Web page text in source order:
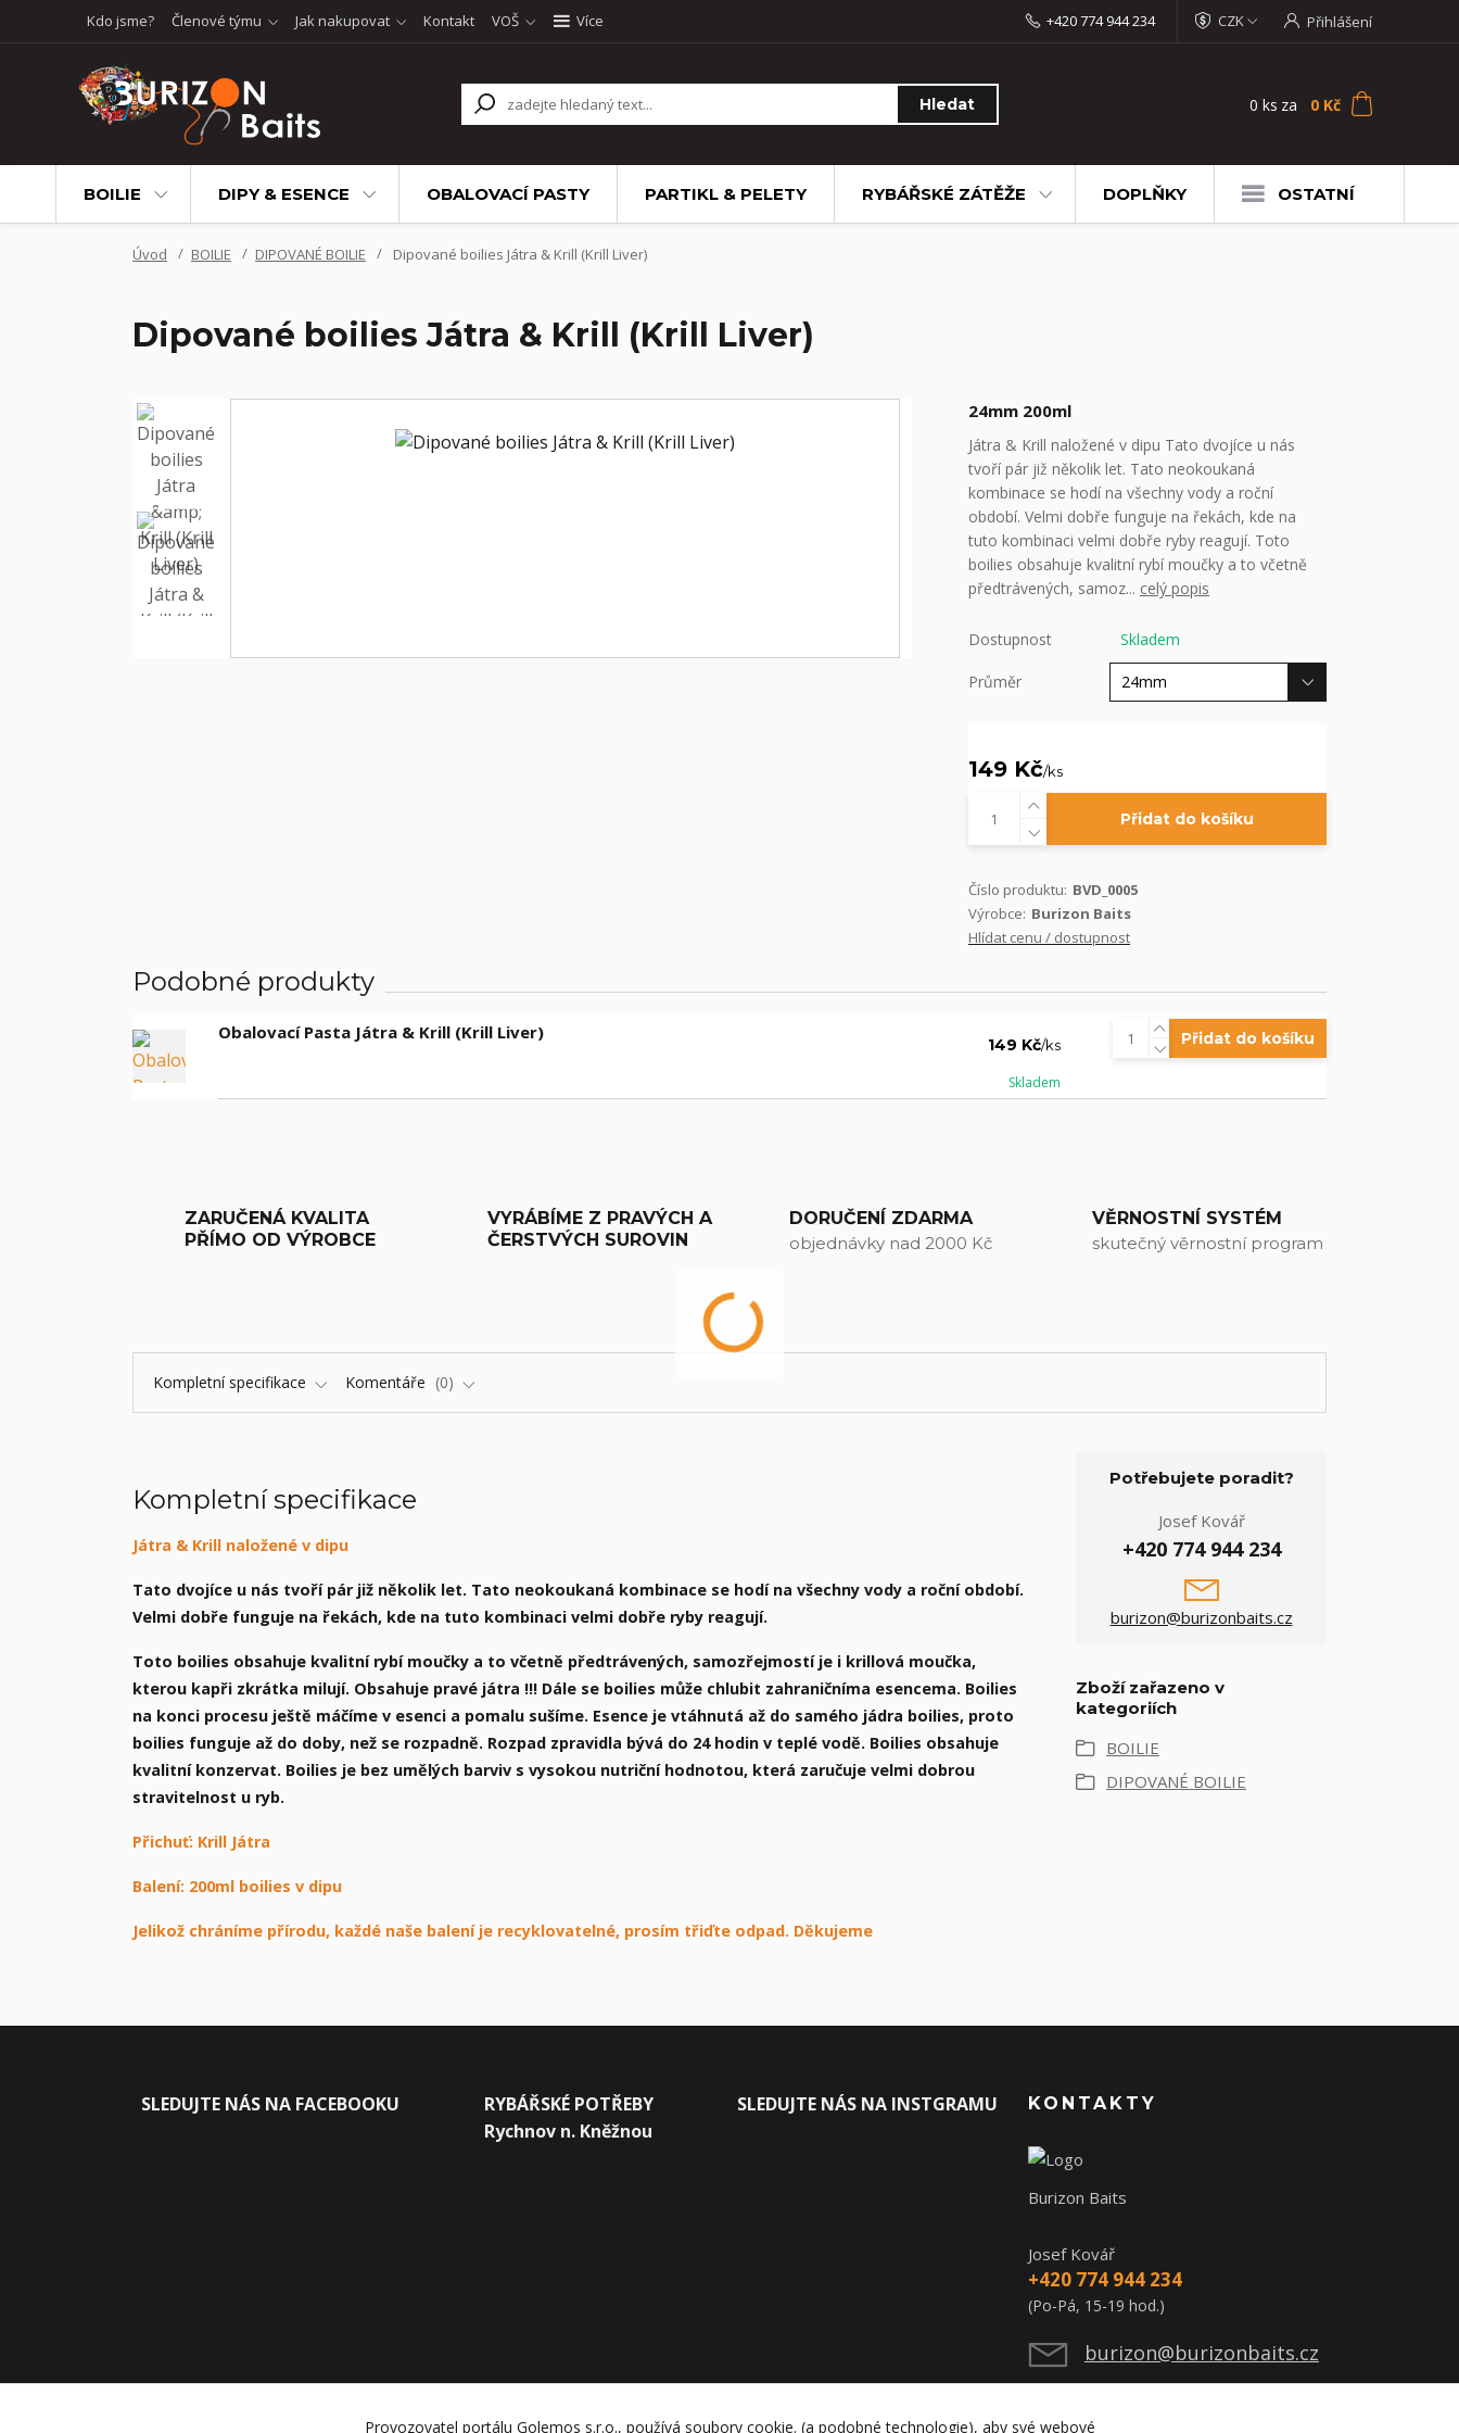
Kdo jsme? Členové týmu Jak nakupovat Kontakt VOŠ Více CZK Přihlášení
Hledat
+420 774 944 234
0 ks za 0 Kč
BOILIE DIPY & ESENCE OBALOVACÍ PASTY PARTIKL & PELETY RYBÁŘSKÉ ZÁTĚŽE DOPLŇKY OSTATNÍ
Úvod BOILIE DIPOVANÉ BOILIE Dipované boilies Játra & Krill (Krill Liver)
Dipované boilies Játra & Krill (Krill Liver)
24mm 200ml
Játra & Krill naložené v dipu Tato dvojíce u nás
tvoří pár již několik let. Tato neokoukaná
kombinace se hodí na všechny vody a roční
období. Velmi dobře funguje na řekách, kde na
tuto kombinaci velmi dobře ryby reagují. Toto
boilies obsahuje kvalitní rybí moučky a to včetně
předtrávených, samoz... celý popis
Dostupnost Skladem
Průměr
149 Kč/ks
Přidat do košíku
Číslo produktu: BVD_0005
Výrobce: Burizon Baits
Hlídat cenu / dostupnost
Podobné produkty
Obalovací Pasta Játra & Krill (Krill Liver)
149 Kč/ks
Skladem
Přidat do košíku
ZARUČENÁ KVALITA
PŘÍMO OD VÝROBCE
VYRÁBÍME Z PRAVÝCH A
ČERSTVÝCH SUROVIN
DORUČENÍ ZDARMA
objednávky nad 2000 Kč
VĚRNOSTNÍ SYSTÉM
skutečný věrnostní program
Kompletní specifikace Komentáře 0
Kompletní specifikace
Játra & Krill naložené v dipu
Tato dvojíce u nás tvoří pár již několik let. Tato neokoukaná kombinace se hodí na všechny vody a roční období.
Velmi dobře funguje na řekách, kde na tuto kombinaci velmi dobře ryby reagují.
Toto boilies obsahuje kvalitní rybí moučky a to včetně předtrávených, samozřejmostí je i krillová moučka,
kterou kapři zkrátka milují. Obsahuje pravé játra !!! Dále se boilies může chlubit zahraničníma esencema. Boilies
na konci procesu ještě máčíme v esenci a pomalu sušíme. Esence je vtáhnutá až do samého jádra boilies, proto
boilies funguje až do doby, než se rozpadně. Rozpad zpravidla bývá do 24 hodin v teplé vodě. Boilies obsahuje
kvalitní konzervat. Boilies je bez umělých barviv s vysokou nutriční hodnotou, která zaručuje velmi dobrou
stravitelnost u ryb.
Přichuť: Krill Játra
Balení: 200ml boilies v dipu
Jelikož chráníme přírodu, každé naše balení je recyklovatelné, prosím třiďte odpad. Děkujeme
Potřebujete poradit?
Josef Kovář
+420 774 944 234
burizon@burizonbaits.cz
Zboží zařazeno v
kategoriích
BOILIE
DIPOVANÉ BOILIE
SLEDUJTE NÁS NA FACEBOOKU
RYBÁŘSKÉ POTŘEBY
Rychnov n. Kněžnou
SLEDUJTE NÁS NA INSTGRAMU KONTAKTY
Burizon Baits
Josef Kovář
+420 774 944 234
(Po-Pá, 15-19 hod.)
burizon@burizonbaits.cz
Provozovatel portálu Golemos s.r.o., používá soubory cookie. (a podobné technologie), aby své webové